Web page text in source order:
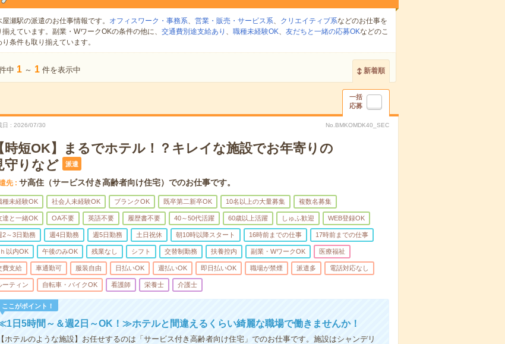
屋瀬駅の派遣のお仕事情報です。 オフィスワーク・事務系、 営業・販売・サービス系、 クリエイティブ系などのお仕事を
揃えています。副業・WワークOKの条件の他に、 交通費別途支給あり 、 職種未経験OK、 友だちと一緒の応募OKなどのこ
り条件も取り揃えています。
中 1 ～ 1 件を表示中 新着順
一括
応募
日 2026/07/30 No.BMKOMDK40_SEC
時短OK】まるでホテル！？キレイな施設でお年寄りの
守りなど
派遣
先 サ高住（サービス付き高齢者向け住宅）でのお仕事です。
種未経験OK 社会人未経験OK ブランクOK 既卒第二新卒OK 10名以上の大量募集 複数名募集
達と一緒OK OA不要 英語不要 履歴書不要 40～50代活躍 60歳以上活躍 しゅふ歓迎 WEB登録OK
2～3日勤務 週4日勤務 週5日勤務 土日祝休 朝10時以降スタート 16時前までの仕事 17時前までの仕事
以内OK 午後のみOK 残業なし シフト 交替制勤務 扶養控内 副業・WワークOK 医療福祉
費支給 車通勤可 服装自由 日払いOK 週払いOK 即日払いOK 職場が禁煙 派遣多 電話対応なし
ーティン 自転車・バイクOK 看護師 栄養士 介護士
ここがポイント！
日5時間～＆週2日～OK！≫ホテルと間違えるくらい綺麗な職場で働きませんか！
【ホテルのような施設】お任せするのは「サービス付き高齢者向け住宅」でのお仕事です。施設はシャンデリ